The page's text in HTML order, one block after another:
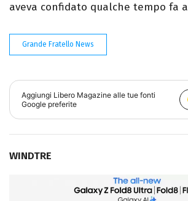
aveva confidato qualche tempo fa a
Grande Fratello News
Aggiungi Libero Magazine alle tue fonti
Google preferite
WINDTRE